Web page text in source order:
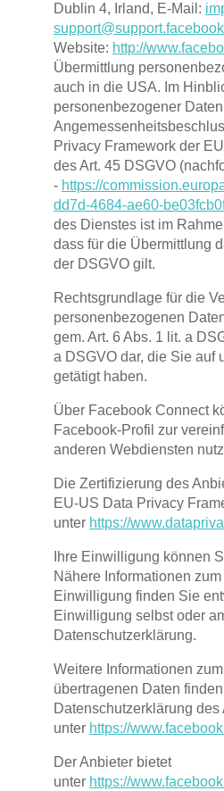
Dublin 4, Irland, E-Mail:
Website: http://
Übermittlung
auch in die USA. Im
personenbezogener
Privacy Framework der
des Art. 45 DSGVO
- https://
dd7d-4684-ae60-
des Dienstes ist im
dass für die Übermittlung
der DSGVO gilt.
Rechtsgrundlage für die
personenbezogenen
gem. Art. 6 Abs. 1 lit. a
a DSGVO dar, die Sie auf
getätigt haben.
Über Facebook Connect
Facebook-Profil zur
anderen Webdiensten
Die Zertifizierung des
EU-US Data Privacy
unter https://
Ihre Einwilligung können
Nähere Informationen
Einwilligung finden Sie
Einwilligung selbst oder
Datenschutzerklärung.
Weitere Informationen
übertragenen Daten
Datenschutzerklärung des
unter https://
Der Anbieter bietet
unter https://